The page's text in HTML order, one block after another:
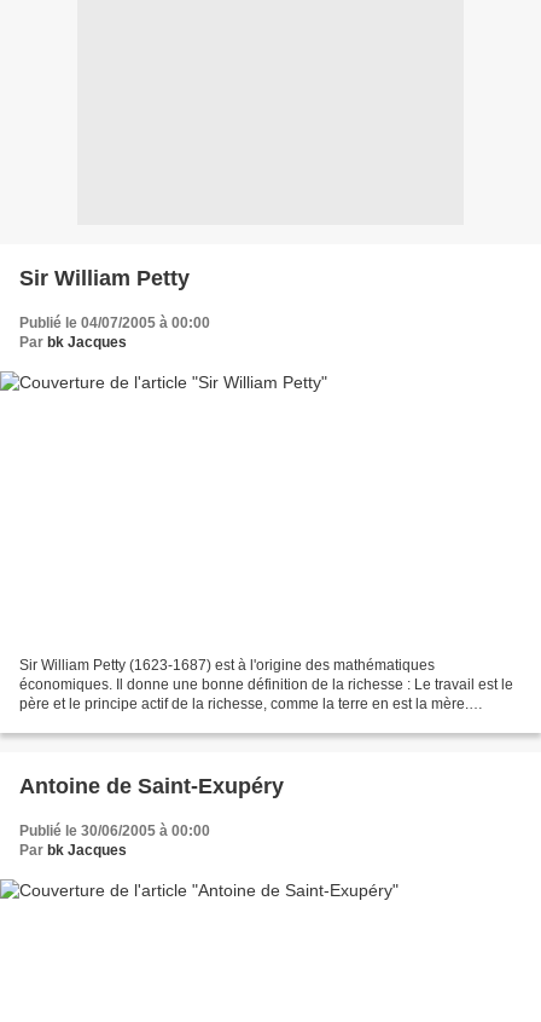
Sir William Petty
Publié le 04/07/2005 à 00:00
Par bk Jacques
Sir William Petty (1623-1687) est à l'origine des mathématiques
économiques. Il donne une bonne définition de la richesse : Le travail est le
père et le principe actif de la richesse, comme la terre en est la mère.
Antoine de Saint-Exupéry
Publié le 30/06/2005 à 00:00
Par bk Jacques